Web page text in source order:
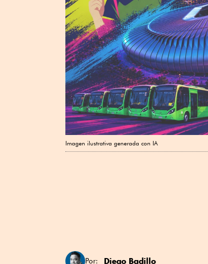
Imagen ilustrativa generada con IA
Por: Diego Badillo